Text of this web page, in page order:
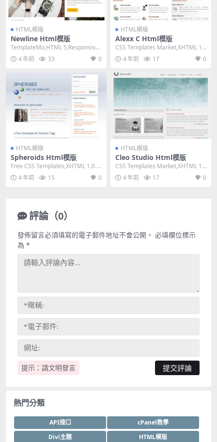
HTML模版
Newline Html模版
TemplateMo,HTML 5,Responsive,
4 Columns,...
4 年前 33 0
HTML模版
Alexx C Html模版
CSS Templates Market,XHTML 1.
0 Transitio...
4 年前 17 0
HTML模版
Spheroids Html模版
Free CSS Templates,XHTML 1.0 St
rict,Fixe...
4 年前 15 0
HTML模版
Cleo Studio Html模版
CSS Templates Market,XHTML 1.
0 Transitio...
4 年前 17 0
評論（0）
提示：請文明發言
發佈留言必須填寫的電子郵件地址不會公開。 必填欄位標示
為 *
熱門分類
API接口
cPanel教學
Divi主題
HTML模版